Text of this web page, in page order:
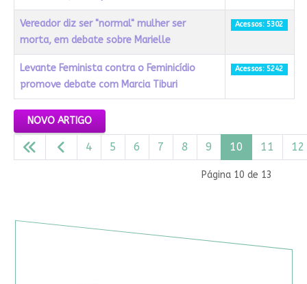
Vereador diz ser "normal" mulher ser
morta, em debate sobre Marielle
Acessos: 5302
Levante Feminista contra o Feminicídio
promove debate com Marcia Tiburi
Acessos: 5242
NOVO ARTIGO
Página 10 de 13
4 5 6 7 8 9 10 11 12